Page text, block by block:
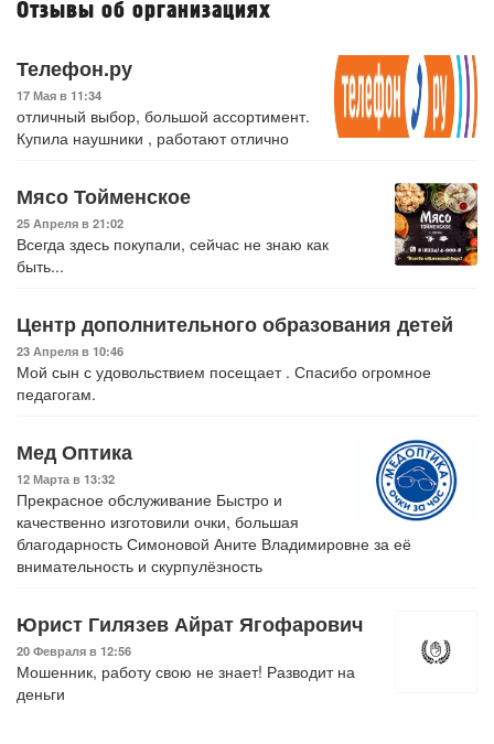
Отзывы об организациях
Телефон.ру
17 Мая в 11:34
отличный выбор, большой ассортимент.
Купила наушники , работают отлично
Мясо Тойменское
25 Апреля в 21:02
Всегда здесь покупали, сейчас не знаю как
быть...
Центр дополнительного образования детей
23 Апреля в 10:46
Мой сын с удовольствием посещает . Спасибо огромное
педагогам.
Мед Оптика
12 Марта в 13:32
Прекрасное обслуживание Быстро и
качественно изготовили очки, большая
благодарность Симоновой Аните Владимировне за её
внимательность и скурпулёзность
Юрист Гилязев Айрат Ягофарович
20 Февраля в 12:56
Мошенник, работу свою не знает! Разводит на
деньги